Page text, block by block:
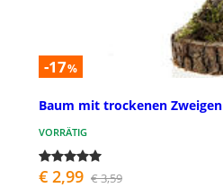
-17%
Baum mit trockenen Zweigen
VORRÄTIG
€ 2,99 € 3,59